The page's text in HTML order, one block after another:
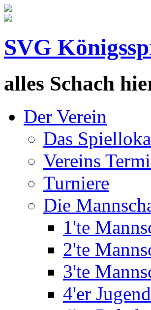
SVG
alles Schach
Der Verein
Das
Vereins
Turniere
Die
1'te
2'te
3'te
4'er Jugend